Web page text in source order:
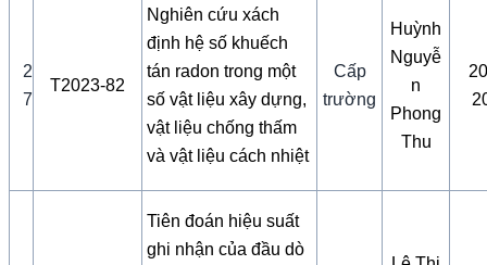
2
7
T2023-82
Nghiên cứu xách
định hệ số khuếch
tán radon trong một
số vật liệu xây dựng,
vật liệu chống thấm
và vật liệu cách nhiệt
Cấp
trường
Huỳnh
Nguyễ
n
Phong
Thu
Tiên đoán hiệu suất
ghi nhận của đầu dò